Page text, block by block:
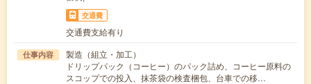
交通費
交通費支給有り
仕事内容
製造（組立・加工）
ドリップパック（コーヒー）のパック詰め、コーヒー原料の
スコップでの投入、抹茶袋の検査梱包、台車での移…